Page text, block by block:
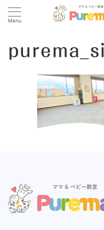
Menu